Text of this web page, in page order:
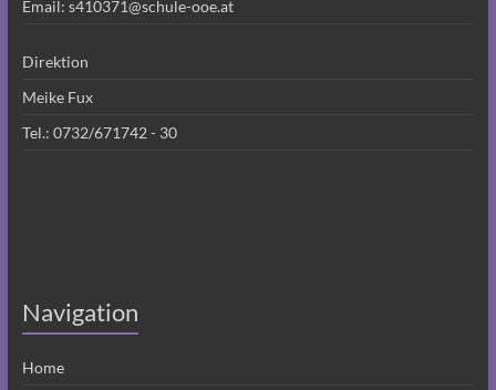
Email: s410371@schule-ooe.at
Direktion
Meike Fux
Tel.: 0732/671742 - 30
Navigation
Home